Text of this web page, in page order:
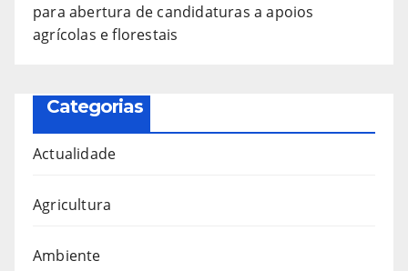
para abertura de candidaturas a apoios
agrícolas e florestais
Categorias
Actualidade
Agricultura
Ambiente